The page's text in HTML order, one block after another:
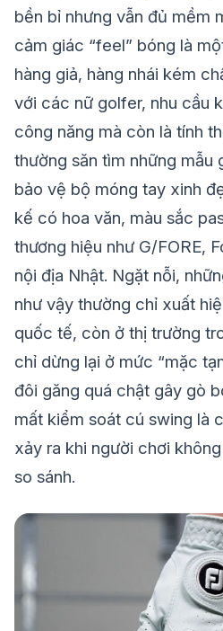
bền bỉ nhưng vẫn đủ mềm
cảm giác “feel” bóng là
hàng giả, hàng nhái kém
với các nữ golfer, nhu cầu
công năng mà còn là tính
thường săn tìm những mẫu
bảo vệ bộ móng tay xinh
kế có hoa văn, màu sắc
thương hiệu như G/FORE,
nội địa Nhật. Ngặt nỗi,
như vậy thường chỉ xuất
quốc tế, còn ở thị trường
chỉ dừng lại ở mức “mặc
đôi găng quá chật gây gò
mất kiểm soát cú swing là
xảy ra khi người chơi
so sánh.